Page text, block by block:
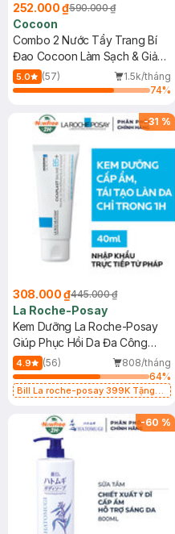
252.000 ₫590.000 ₫
Cocoon
Combo 2 Nước Tẩy Trang Bí
Đao Cocoon Làm Sạch & Giảm
Dầu 500ml
5.0 (57)
1.5k/tháng
74%
-31 %
308.000 ₫445.000 ₫
La Roche-Posay
Kem Dưỡng La Roche-Posay
Giúp Phục Hồi Da Đa Công
Dụng 40ml
4.9 (56)
808/tháng
64%
Bill La roche-posay 399K Tặng
(SL có hạn)
-60 %